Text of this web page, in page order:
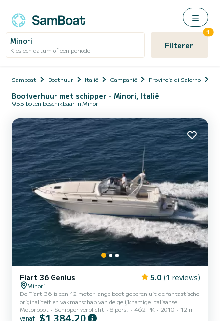
Minori
Kies een datum of een periode Filteren
1
Samboat Boothuur Italië Campanië Provincia di Salerno
Bootverhuur met schipper - Minori, Italië
955 boten beschikbaar in Minori
Fiart 36 Genius 5.0 (1 reviews)
Minori
De Fiart 36 is een 12 meter lange boot geboren uit de fantastische
originaliteit en vakmanschap van de gelijknamige Italiaanse
fabrikant. De interieurs zijn ruim en licht, deze express cruiser
garandeert een comfortabele rit en optimaliseert elke route. Dit
Motorboot Schipper verplicht 8 pers. 462 PK 2010 12 m
vanaf $1 384,20